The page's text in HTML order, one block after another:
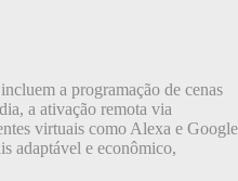
a programação de cenas
a ativação remota via
virtuais como Alexa e Google
adaptável e econômico,